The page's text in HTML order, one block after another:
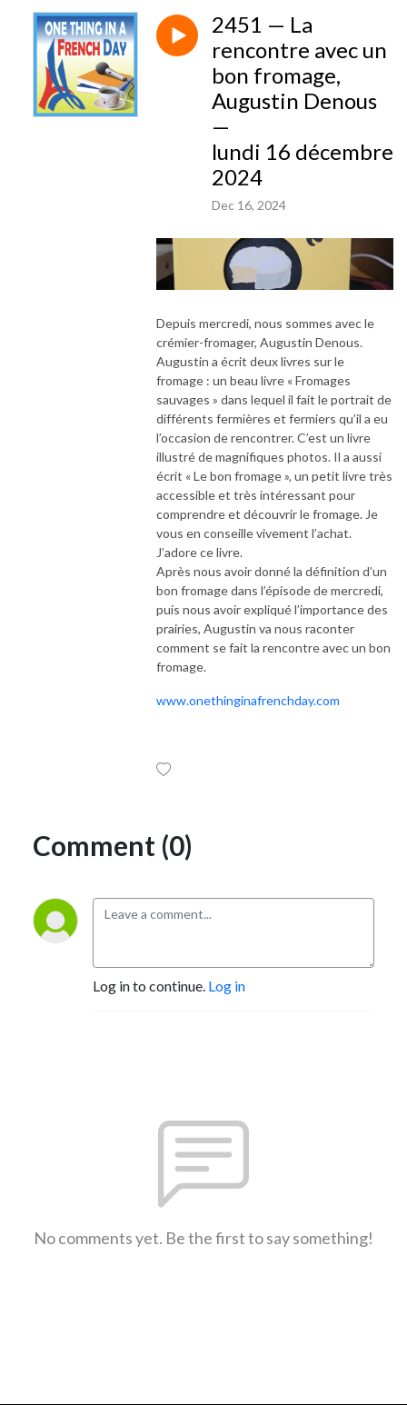
2451 — La
rencontre avec un
bon fromage,
Augustin Denous
—
lundi 16 décembre
2024
Dec 16, 2024
Depuis mercredi, nous sommes avec le
crémier-fromager, Augustin Denous.
Augustin a écrit deux livres sur le
fromage : un beau livre « Fromages
sauvages » dans lequel il fait le portrait de
différents fermières et fermiers qu’il a eu
l’occasion de rencontrer. C’est un livre
illustré de magnifiques photos. Il a aussi
écrit « Le bon fromage », un petit livre très
accessible et très intéressant pour
comprendre et découvrir le fromage. Je
vous en conseille vivement l’achat.
J’adore ce livre.
Après nous avoir donné la définition d’un
bon fromage dans l’épisode de mercredi,
puis nous avoir expliqué l’importance des
prairies, Augustin va nous raconter
comment se fait la rencontre avec un bon
fromage.
www.onethinginafrenchday.com
Comment (0)
Log in to continue. Log in
No comments yet. Be the first to say something!